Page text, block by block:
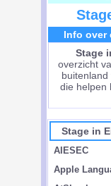
Info over
Stage
overzicht
die helpen
Stage in
AIESEC
Apple